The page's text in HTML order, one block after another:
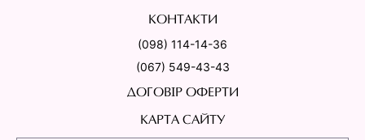
КОНТАКТИ
(098) 114-14-36
(067) 549-43-43
ДОГОВІР ОФЕРТИ
КАРТА САЙТУ